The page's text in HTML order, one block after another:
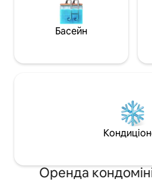
Басейн
Оренда